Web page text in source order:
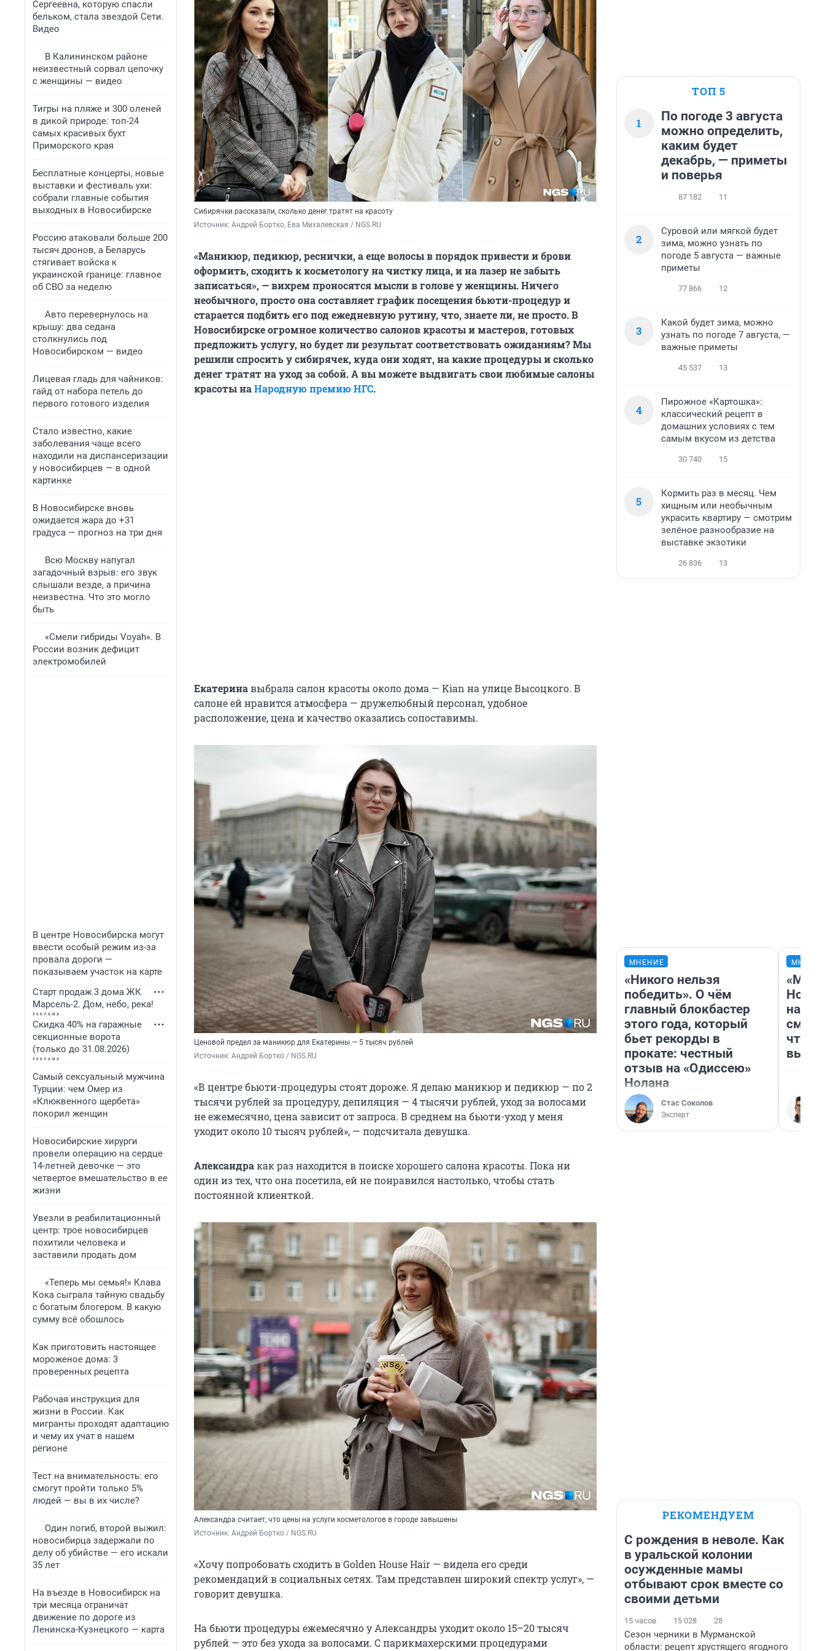
Сергеевна, которую спасли
бельком, стала звездой Сети.
Видео
В Калининском районе
неизвестный сорвал цепочку
с женщины — видео
Тигры на пляже и 300 оленей
в дикой природе: топ-24
самых красивых бухт
Приморского края
Бесплатные концерты, новые
выставки и фестиваль ухи:
собрали главные события
выходных в Новосибирске
Россию атаковали больше 200
тысяч дронов, а Беларусь
стягивает войска к
украинской границе: главное
об СВО за неделю
Авто перевернулось на
крышу: два седана
столкнулись под
Новосибирском — видео
Лицевая гладь для чайников:
гайд от набора петель до
первого готового изделия
Стало известно, какие
заболевания чаще всего
находили на диспансеризации
у новосибирцев — в одной
картинке
В Новосибирске вновь
ожидается жара до +31
градуса — прогноз на три дня
Всю Москву напугал
загадочный взрыв: его звук
слышали везде, а причина
неизвестна. Что это могло
быть
«Смели гибриды Voyah». В
России возник дефицит
электромобилей
В центре Новосибирска могут
ввести особый режим из-за
провала дороги —
показываем участок на карте
Старт продаж 3 дома ЖК
Марсель-2. Дом, небо, река!
Скидка 40% на гаражные
секционные ворота
(только до 31.08.2026)
Самый сексуальный мужчина
Турции: чем Омер из
«Клюквенного щербета»
покорил женщин
Новосибирские хирурги
провели операцию на сердце
14-летней девочке — это
четвертое вмешательство в ее
жизни
Увезли в реабилитационный
центр: трое новосибирцев
похитили человека и
заставили продать дом
«Теперь мы семья!» Клава
Кока сыграла тайную свадьбу
с богатым блогером. В какую
сумму всё обошлось
Как приготовить настоящее
мороженое дома: 3
проверенных рецепта
Рабочая инструкция для
жизни в России. Как
мигранты проходят адаптацию
и чему их учат в нашем
регионе
Тест на внимательность: его
смогут пройти только 5%
людей — вы в их числе?
Один погиб, второй выжил:
новосибирца задержали по
делу об убийстве — его искали
35 лет
На въезде в Новосибирск на
три месяца ограничат
движение по дороге из
Ленинска-Кузнецкого — карта
Сибирячки рассказали, сколько денег тратят на красоту
Источник: Андрей Бортко, Ева Михалевская / NGS.RU
«Маникюр, педикюр, реснички, а еще волосы в порядок привести и брови
оформить, сходить к косметологу на чистку лица, и на лазер не забыть
записаться», — вихрем проносятся мысли в голове у женщины. Ничего
необычного, просто она составляет график посещения бьюти-процедур и
старается подбить его под ежедневную рутину, что, знаете ли, не просто. В
Новосибирске огромное количество салонов красоты и мастеров, готовых
предложить услугу, но будет ли результат соответствовать ожиданиям? Мы
решили спросить у сибирячек, куда они ходят, на какие процедуры и сколько
денег тратят на уход за собой. А вы можете выдвигать свои любимые салоны
красоты наНародную премию НГС.
Екатеринавыбрала салон красоты около дома — Kian на улице Высоцкого. В
салоне ей нравится атмосфера — дружелюбный персонал, удобное
расположение, цена и качество оказались сопоставимы.
Ценовой предел за маникюр для Екатерины — 5 тысяч рублей
Источник: Андрей Бортко / NGS.RU
«В центре бьюти-процедуры стоят дороже. Я делаю маникюр и педикюр — по 2
тысячи рублей за процедуру, депиляция — 4 тысячи рублей, уход за волосами
не ежемесячно, цена зависит от запроса. В среднем на бьюти-уход у меня
уходит около 10 тысяч рублей», — подсчитала девушка.
Александракак раз находится в поиске хорошего салона красоты. Пока ни
один из тех, что она посетила, ей не понравился настолько, чтобы стать
постоянной клиенткой.
Александра считает, что цены на услуги косметологов в городе завышены
Источник: Андрей Бортко / NGS.RU
«Хочу попробовать сходить в Golden House Hair — видела его среди
рекомендаций в социальных сетях. Там представлен широкий спектр услуг», —
говорит девушка.
На бьюти процедуры ежемесячно у Александры уходит около 15–20 тысяч
рублей — это без ухода за волосами. С парикмахерскими процедурами
ТОП 5
1
По погоде 3 августа
можно определить,
каким будет
декабрь, — приметы
и поверья
87 182 11
2
Суровой или мягкой будет
зима, можно узнать по
погоде 5 августа — важные
приметы
77 866 12
3
Какой будет зима, можно
узнать по погоде 7 августа, —
важные приметы
45 537 13
4
Пирожное «Картошка»:
классический рецепт в
домашних условиях с тем
самым вкусом из детства
30 740 15
5
Кормить раз в месяц. Чем
хищным или необычным
украсить квартиру — смотрим
зелёное разнообразие на
выставке экзотики
26 836 13
МНЕНИЕ
«Никого нельзя
победить». О чём
главный блокбастер
этого года, который
бьет рекорды в
прокате: честный
отзыв на «Одиссею»
Нолана
Стас Соколов
Эксперт
«Мы
РЕКОМЕНДУЕМ
С рождения в неволе. Как
в уральской колонии
осужденные мамы
отбывают срок вместе со
своими детьми
15 часов 15 028 28
Сезон черники в Мурманской
области: рецепт хрустящего ягодного